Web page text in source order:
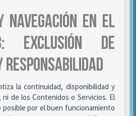
NAVEGACIÓN EN EL
EXCLUSIÓN DE
la continuidad, disponibilidad y
de los Contenidos o Servicios. El
posible por el buen funcionamiento